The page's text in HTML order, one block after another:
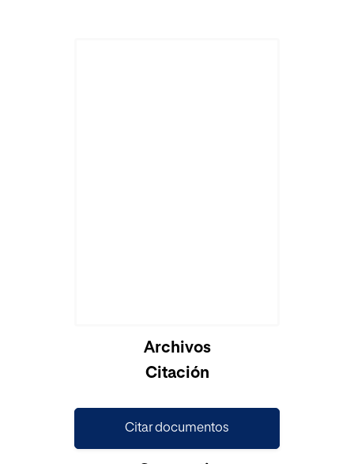
Archivos
Citación
Citar documentos